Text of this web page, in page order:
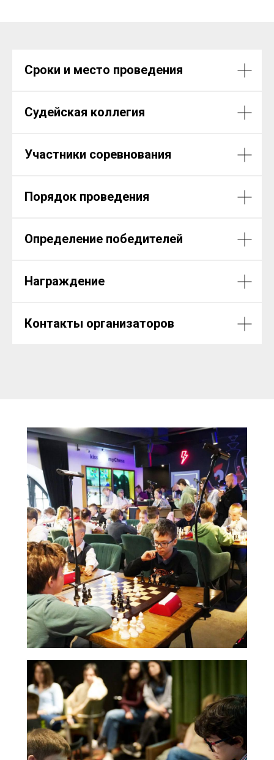
Сроки и место проведения
Судейская коллегия
Участники соревнования
Порядок проведения
Определение победителей
Награждение
Контакты организаторов